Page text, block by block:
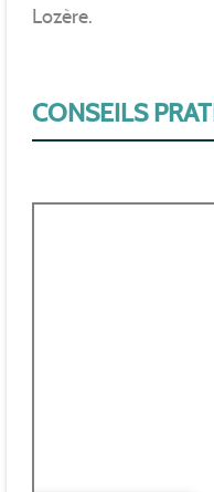
Lozère.
CONSEILS